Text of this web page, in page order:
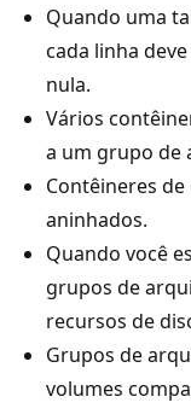
Quando uma
cada linha
nula.
Vários
a um grupo de
Contêineres de
aninhados.
Quando você
grupos de
recursos de
Grupos de
volumes